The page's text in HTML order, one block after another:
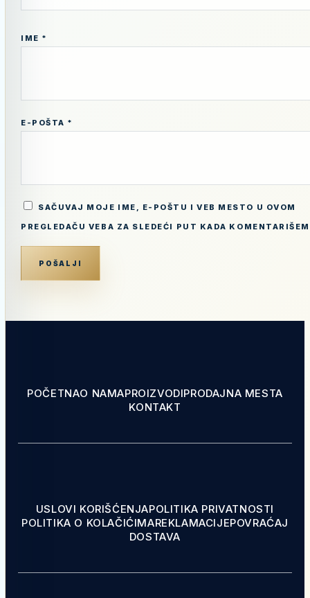
IME *
E-POŠTA *
SAČUVAJ MOJE IME, E-POŠTU I VEB MESTO U OVOM
PREGLEDAČU VEBA ZA SLEDEĆI PUT KADA
POČETNAO NAMAPROIZVODIPRODAJNA MESTA
KONTAKT
USLOVI KORIŠĆENJAPOLITIKA PRIVATNOSTI
POLITIKA O KOLAČIĆIMAREKLAMACIJEPOVRAĆAJ
DOSTAVA